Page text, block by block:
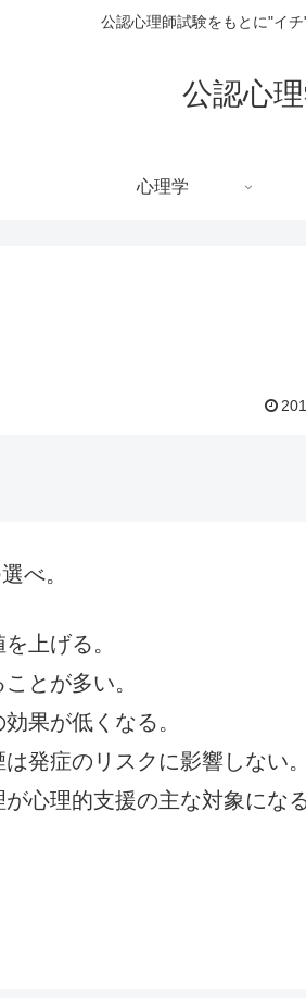
公認心理師試験をもとに"イ
公認心
心理学
べ。
上げる。
とが多い。
果が低くなる。
発症のリスクに影響しない。
心理的支援の主な対象になる